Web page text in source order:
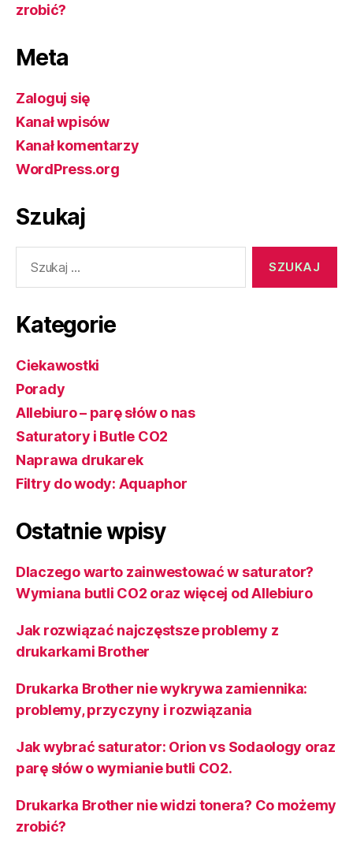
zrobić?
Meta
Zaloguj się
Kanał wpisów
Kanał komentarzy
WordPress.org
Szukaj
Kategorie
Ciekawostki
Porady
Allebiuro – parę słów o nas
Saturatory i Butle CO2
Naprawa drukarek
Filtry do wody: Aquaphor
Ostatnie wpisy
Dlaczego warto zainwestować w saturator?
Wymiana butli CO2 oraz więcej od Allebiuro
Jak rozwiązać najczęstsze problemy z
drukarkami Brother
Drukarka Brother nie wykrywa zamiennika:
problemy, przyczyny i rozwiązania
Jak wybrać saturator: Orion vs Sodaology oraz
parę słów o wymianie butli CO2.
Drukarka Brother nie widzi tonera? Co możemy
zrobić?